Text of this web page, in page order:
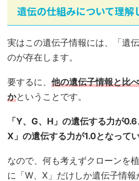
遺伝の仕組みについて理解
実はこの遺伝子情報には、「遺
のが存在します。
要するに、 他の遺伝子情報と比べ
かということです。
「Y、G、H」の遺伝する力が0.6
X」の遺伝する力が1.0となってい
なので、何も考えずクローンを
に「W、X」だけしか遺伝子情